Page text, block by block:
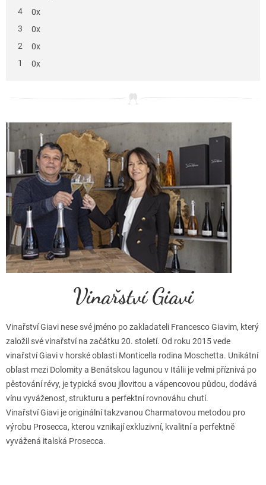
4
0x
3
0x
2
0x
1
0x
i
h
d
n
o
c
e
Vinařství Giavi
Vinařství Giavi nese své jméno po zakladateli Francesco Giavim, který
založil své vinařství na začátku 20. století. Od roku 2015 vede
vinařství Giavi v horské oblasti Monticella rodina Moschetta. Unikátní
oblast mezi Dolomity a Benátskou lagunou v Itálii je velmi příznivá po
pěstování révy, je typická svou jílovitou a vápencovou půdou, dodává
vínu vyváženost, strukturu a perfektní rovnováhu chutí.
Vinařství Giavi je originální takzvanou Charmatovou metodou pro
výrobu Prosecca, kterou vznikají exkluzivní, kvalitní a perfektně
vyvážená italská Prosecca.